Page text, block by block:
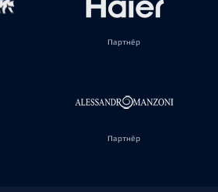
Партнёр
Партнёр